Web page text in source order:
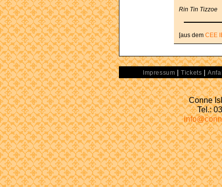
Rin Tin Tizzoe
[aus dem CEE
Impressum | Tickets |
Conne
Tel.: